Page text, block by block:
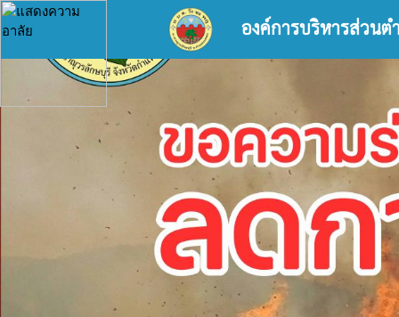
องค์การบริหารส่วน